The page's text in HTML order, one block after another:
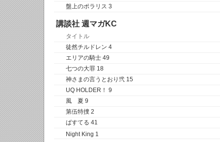
盤上のポラリス 3
講談社 週マガKC
タイトル
徒然チルドレン 4
エリアの騎士 49
七つの大罪 18
神さまの言うとおり弐 15
UQ HOLDER！ 9
風 夏 9
第伍特捜 2
ぱすてる 41
Night King 1